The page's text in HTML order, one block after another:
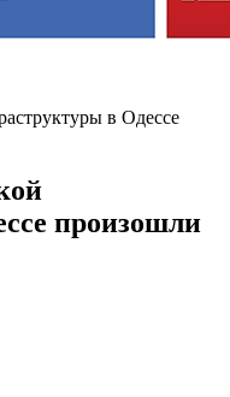
в Одессе
произошли